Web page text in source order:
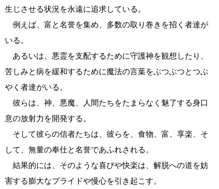
生じさせる状況を永遠に追求している。
例えば、富と名誉を集め、多数の取り巻きを招く者達が
いる。
あるいは、悪霊を支配するために守護神を観想したり、
苦しみと病を緩和するために魔法の言葉をぶつぶつとつぶ
やく者達がいる。
彼らは、神、悪魔、人間たちをたまらなく魅了する身口
意の放射力を開発する。
そして彼らの信者たちは、彼らを、食物、富、享楽、そ
して、無量の奉仕と名誉であふれされる。
結果的には、そのような喜びや快楽は、解脱への道を妨
害する膨大なプライドや慢心を引き起こす。